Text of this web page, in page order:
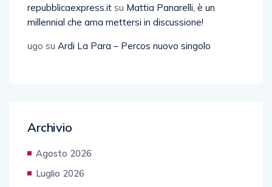
repubblicaexpress.it su Mattia Panarelli, è un
millennial che ama mettersi in discussione!
ugo su Ardi La Para – Percos nuovo singolo
Archivio
Agosto 2026
Luglio 2026